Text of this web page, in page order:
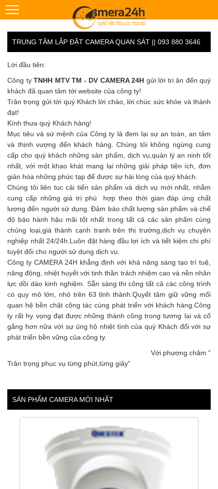
TRUNG TÂM LẮP ĐẶT CAMERA QUAN SÁT || 093 880 3646
Lời đầu tiên:
Công ty TNHH MTV TM - DV CAMERA 24H gửi lời tri ân đến quý
khách đã quan tâm tới website của công ty!
Trân trọng gửi tới quý Khách lời chào, lời chúc sức khỏe và thành
đạt!
Kính thưa quý Khách hàng!
Mục tiêu và sứ mệnh của Công ty là đem lại sự an toàn, an tâm
và thịnh vượng đến khách hàng. Chúng tôi không ngừng cung
cấp cho quý khách những sản phẩm, dịch vụ,quản lý an ninh tốt
nhất, với một khao khát mang lại những giải pháp tiện ích, đơn
giản hóa những phức tạp để được sự hài lòng của quý khách.
Chúng tôi liên tuc cải tiến sản phẩm và dịch vụ mới nhất, nhằm
cung cấp những giá trị phù hợp theo thời gian đáp ứng chất
lượng đến người sử dụng. Đảm bảo chất lượng sản phẩm và chế
độ bảo hành hậu mãi tốt nhất trong tất cả các sản phẩm cùng
chủng loại,giá thành cạnh tranh trên thị trường,dịch vụ chuyên
nghiệp nhất 24/24h.Luôn đặt hàng đầu lợi ích và tiết kiệm chi phí
tuyệt đối cho người sử dụng dịch vụ.
Công ty CAMERA 24H khẳng định với khả năng sáng tạo trí tuệ,
năng động, nhiệt huyết với tinh thần trách nhiệm cao và nền nhân
lực dồi dào kinh nghiệm. Sẵn sàng thi công tất cả các công trình
có quy mô lớn, nhỏ trên 63 tỉnh thành.Quyết tâm giữ vững mối
quan hệ bền chặt cộng tác cùng phát triển với khách hàng.Công
ty rất hy vọng đạt được những thành công trong tương lai và cố
gắng hơn nữa với sự ủng hộ nhiệt tình của quý Khách đối với sự
phát triển bền vững của công ty.
Với phương châm “
Trân trọng phục vụ từng phút,từng giây”
SẢN PHẨM CAMERA MỚI NHẤT